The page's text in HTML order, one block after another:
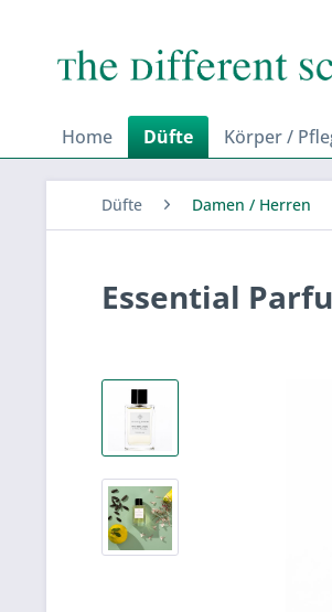
Home Düfte Körper /
Düfte Damen / Herren
Essential